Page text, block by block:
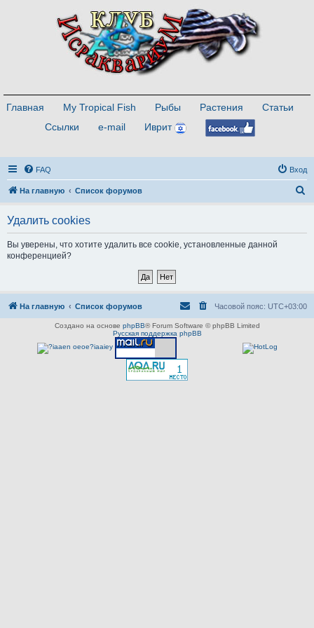
Главная My Tropical Fish Рыбы Растения
Статьи
Ссылки
e-mail Иврит
FAQ Вход
На главную Список форумов
Удалить cookies
Вы уверены, что хотите удалить все cookie, установленные данной
конференцией?
На главную Список форумов Часовой пояс: UTC+03:00
Создано на основе phpBB® Forum Software © phpBB Limited
Русская поддержка phpBB